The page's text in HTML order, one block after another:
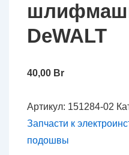
DeWALT
40,00 Br
Артикул: 151284-02
Запчасти к
подошвы